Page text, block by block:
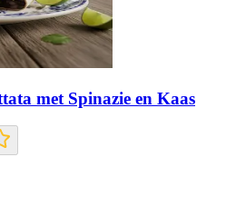
met Spinazie en Kaas